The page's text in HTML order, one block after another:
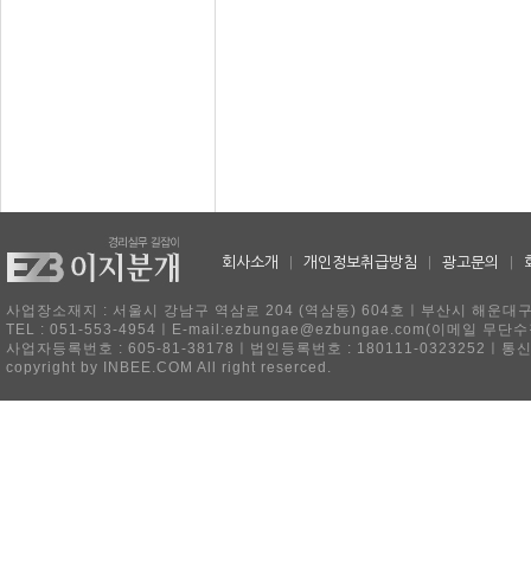
회사소개 개인정보취급방침 광고문의
사업장소재지 : 서울시 강남구 역삼로 204 (역삼동) 604호ㅣ부산시 해운
TEL : 051-553-4954ㅣE-mail:ezbungae@ezbungae.com(이메일 무단수
사업자등록번호 : 605-81-38178ㅣ법인등록번호 : 180111-0323252ㅣ통
copyright by INBEE.COM All right reserced.